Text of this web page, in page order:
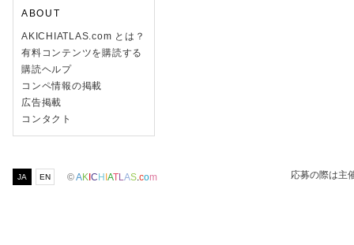
ABOUT
AKICHIATLAS.com とは？
有料コンテンツを購読する
購読ヘルプ
コンペ情報の掲載
広告掲載
コンタクト
JA EN ©AK C H ATLAS.com 応募の際は主